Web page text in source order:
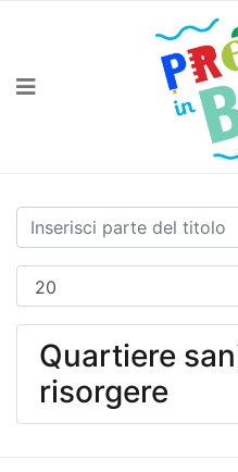
Quartiere
risorgere